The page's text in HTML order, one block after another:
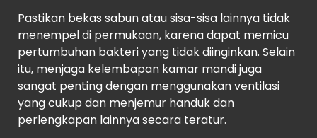
Pastikan bekas sabun atau sisa-sisa lainnya tidak
menempel di permukaan, karena dapat memicu
pertumbuhan bakteri yang tidak diinginkan. Selain
itu, menjaga kelembapan kamar mandi juga
sangat penting dengan menggunakan ventilasi
yang cukup dan menjemur handuk dan
perlengkapan lainnya secara teratur.